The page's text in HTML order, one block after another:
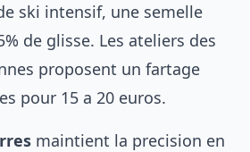
ski intensif, une semelle
de glisse. Les ateliers des
proposent un fartage
pour 15 a 20 euros.
maintient la precision en